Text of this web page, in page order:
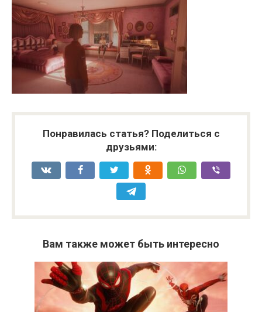
Понравилась статья? Поделиться с
друзьями:
Вам также может быть интересно